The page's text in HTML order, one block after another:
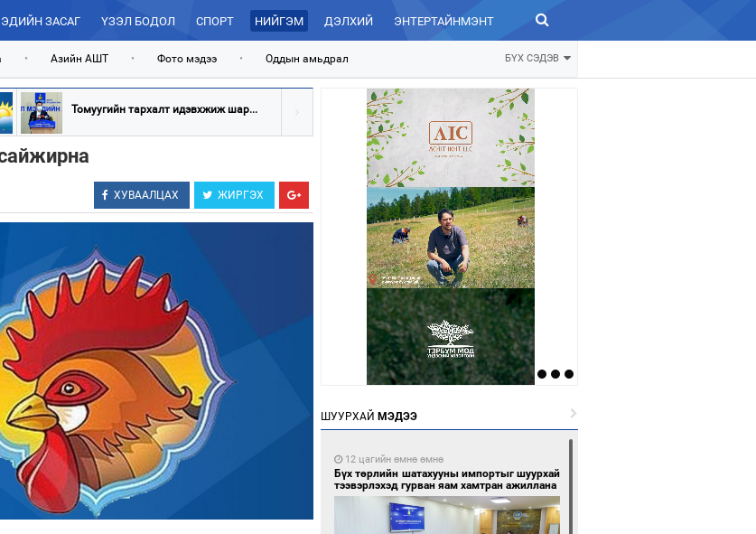
ЭДИЙН ЗАСАГ ҮЗЭЛ БОДОЛ СПОРТ НИЙГЭМ ДЭЛХИЙ ЭНТЕРТАЙНМЭНТ ЗУРХАЙ
• Азийн АШТ • Фото мэдээ • Оддын амьдрал БҮХ СЭДЭВ
Томуугийн тархалт идэвхжиж шар...
ХУВААЛЦАХ ЖИРГЭХ
ШУУРХАЙ МЭДЭЭ
12 цагийн өмнө өмнө
Бүх төрлийн шатахууны импортыг шуурхай
тээвэрлэхэд гурван яам хамтран ажиллана